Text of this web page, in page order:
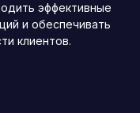
эффективные
и обеспечивать
клиентов.